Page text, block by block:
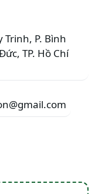
P. Bình
TP. Hồ Chí